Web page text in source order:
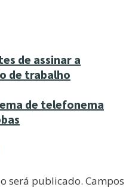
de assinar a
de trabalho
de telefonema
será publicado. Campos